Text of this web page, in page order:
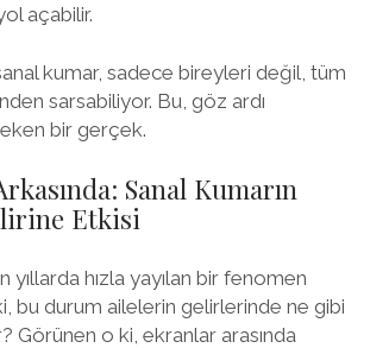
açabilir.
kumar, sadece bireyleri değil, tüm
sarsabiliyor. Bu, göz ardı
bir gerçek.
Sanal Kumarın
Etkisi
yıllarda hızla yayılan bir fenomen
bu durum ailelerin gelirlerinde ne gibi
Görünen o ki, ekranlar arasında